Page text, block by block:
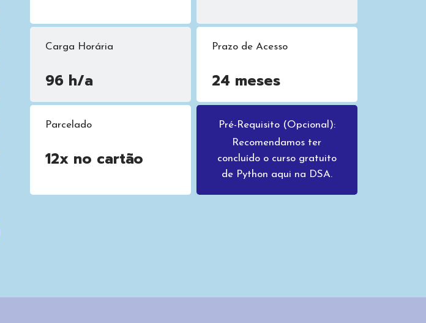
Carga Horária
96 h/a
Prazo de Acesso
24 meses
Parcelado
12x no cartão
Pré-Requisito (Opcional):
Recomendamos ter
concluído o curso gratuito
de Python aqui na DSA.